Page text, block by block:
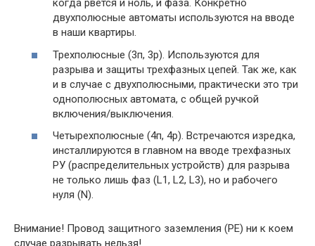
когда рвется и ноль, и фаза. Конкретно
двухполюсные автоматы используются на вводе
в наши квартиры.
Трехполюсные (3п, 3p). Используются для
разрыва и защиты трехфазных цепей. Так же, как
и в случае с двухполюсными, практически это три
однополюсных автомата, с общей ручкой
включения/выключения.
Четырехполюсные (4п, 4p). Встречаются изредка,
инсталлируются в главном на вводе трехфазных
РУ (распределительных устройств) для разрыва
не только лишь фаз (L1, L2, L3), но и рабочего
нуля (N).
Внимание! Провод защитного заземления (РЕ) ни к коем
случае разрывать нельзя!